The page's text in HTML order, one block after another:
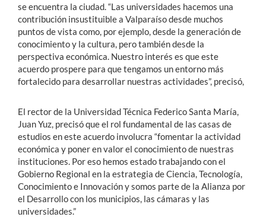
se encuentra la ciudad. “Las universidades hacemos una
contribución insustituible a Valparaíso desde muchos
puntos de vista como, por ejemplo, desde la generación de
conocimiento y la cultura, pero también desde la
perspectiva económica. Nuestro interés es que este
acuerdo prospere para que tengamos un entorno más
fortalecido para desarrollar nuestras actividades”, precisó,
El rector de la Universidad Técnica Federico Santa María,
Juan Yuz, precisó que el rol fundamental de las casas de
estudios en este acuerdo involucra “fomentar la actividad
económica y poner en valor el conocimiento de nuestras
instituciones. Por eso hemos estado trabajando con el
Gobierno Regional en la estrategia de Ciencia, Tecnología,
Conocimiento e Innovación y somos parte de la Alianza por
el Desarrollo con los municipios, las cámaras y las
universidades.”